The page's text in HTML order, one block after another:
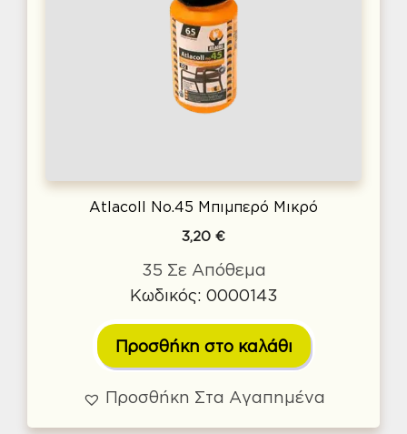
Atlacoll No.45 Μπιμπερό Μικρό
3,20 €
35 Σε Απόθεμα
Κωδικός: 0000143
Προσθήκη στο καλάθι
Προσθήκη Στα Αγαπημένα